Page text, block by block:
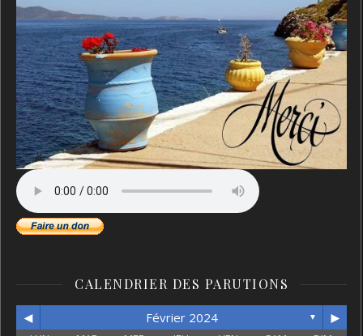
CALENDRIER DES PARUTIONS
◄ Février 2024 ▼ ►